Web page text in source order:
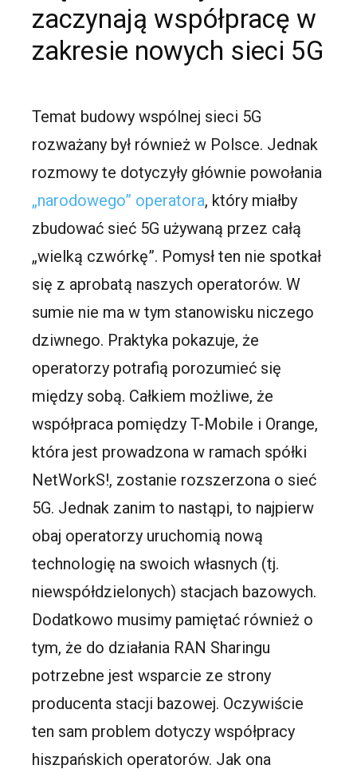
zaczynają współpracę w
zakresie nowych sieci 5G
Temat budowy wspólnej sieci 5G
rozważany był również w Polsce. Jednak
rozmowy te dotyczyły głównie powołania
„narodowego” operatora, który miałby
zbudować sieć 5G używaną przez całą
„wielką czwórkę”. Pomysł ten nie spotkał
się z aprobatą naszych operatorów. W
sumie nie ma w tym stanowisku niczego
dziwnego. Praktyka pokazuje, że
operatorzy potrafią porozumieć się
między sobą. Całkiem możliwe, że
współpraca pomiędzy T-Mobile i Orange,
która jest prowadzona w ramach spółki
NetWorkS!, zostanie rozszerzona o sieć
5G. Jednak zanim to nastąpi, to najpierw
obaj operatorzy uruchomią nową
technologię na swoich własnych (tj.
niewspółdzielonych) stacjach bazowych.
Dodatkowo musimy pamiętać również o
tym, że do działania RAN Sharingu
potrzebne jest wsparcie ze strony
producenta stacji bazowej. Oczywiście
ten sam problem dotyczy współpracy
hiszpańskich operatorów. Jak ona